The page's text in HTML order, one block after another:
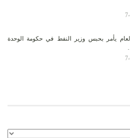
يأمر بحبس وزير النفط في حكومة الوحدة